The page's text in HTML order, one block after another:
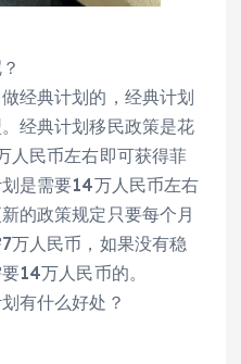
经典计划的，经典计划
经典计划移民政策是花
人民币左右即可获得菲
是需要14万人民币左右
的政策规定只要每个月
万人民币，如果没有稳
14万人民币的。
有什么好处？